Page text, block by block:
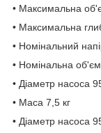
• Максимальна
• Максимальна
• Номінальний
• Номінальна
• Діаметр насоса
• Маса 7,5 кг
• Діаметр насоса